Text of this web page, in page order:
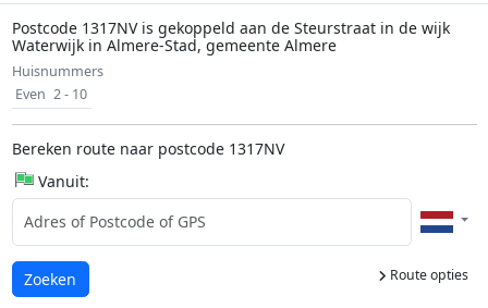
Postcode 1317NV is gekoppeld aan de Steurstraat in de wijk
Waterwijk in Almere-Stad, gemeente Almere
Huisnummers
Even 2 - 10
Bereken route naar postcode 1317NV
Vanuit:
Route opties
Laden...
Zoeken